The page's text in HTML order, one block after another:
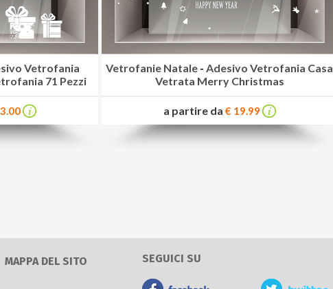
Vetrofania
71 Pezzi
Vetrofanie Natale - Adesivo Vetrofania Casa
Vetrata Merry Christmas
a partire da € 19.99
MAPPA DEL SITO SEGUICI SU